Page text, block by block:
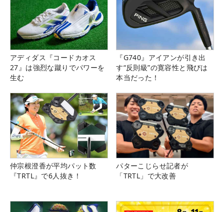
アディダス『コードカオス
27』は強烈な蹴りでパワーを
生む
『G740』アイアンが引き出
す“反則級”の寛容性と飛びは
本当だった！
仲宗根澄香が平均パット数
『TRTL』で6人抜き！
パターこじらせ記者が
「TRTL」で大改善